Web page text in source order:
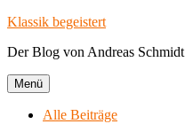
Zum
springen
Klassik begeistert
Der Blog von Andreas Schmidt
Menü
Alle Beiträge